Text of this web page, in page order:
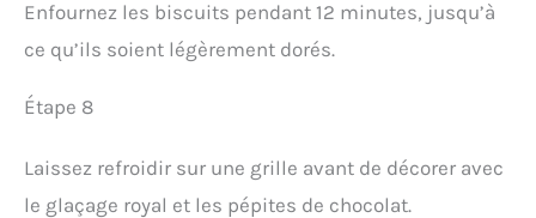
Enfournez les biscuits pendant 12 minutes, jusqu’à
ce qu’ils soient légèrement dorés.
Étape 8
Laissez refroidir sur une grille avant de décorer avec
le glaçage royal et les pépites de chocolat.